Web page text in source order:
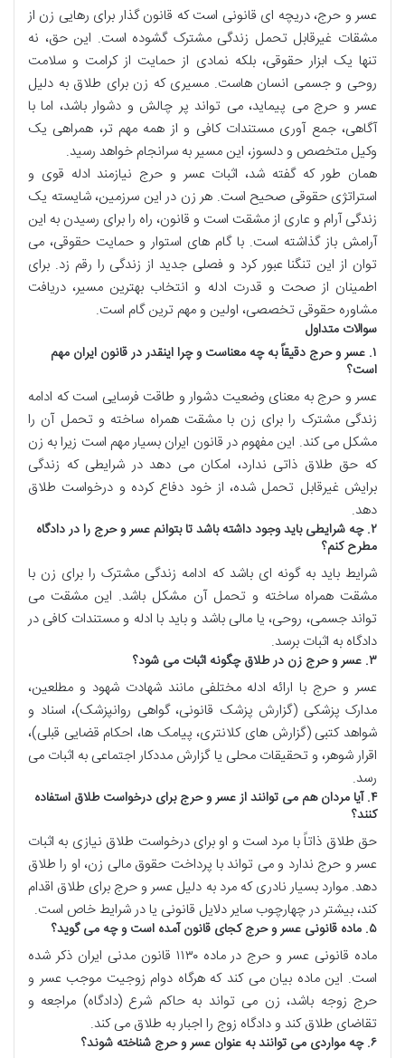
عسر و حرج، دریچه ای قانونی است که قانون گذار برای رهایی زن از
مشقات غیرقابل تحمل زندگی مشترک گشوده است. این حق، نه
تنها یک ابزار حقوقی، بلکه نمادی از حمایت از کرامت و سلامت
روحی و جسمی انسان هاست. مسیری که زن برای طلاق به دلیل
عسر و حرج می پیماید، می تواند پر چالش و دشوار باشد، اما با
آگاهی، جمع آوری مستندات کافی و از همه مهم تر، همراهی یک
وکیل متخصص و دلسوز، این مسیر به سرانجام خواهد رسید.
همان طور که گفته شد، اثبات عسر و حرج نیازمند ادله قوی و
استراتژی حقوقی صحیح است. هر زن در این سرزمین، شایسته یک
زندگی آرام و عاری از مشقت است و قانون، راه را برای رسیدن به این
آرامش باز گذاشته است. با گام های استوار و حمایت حقوقی، می
توان از این تنگنا عبور کرد و فصلی جدید از زندگی را رقم زد. برای
اطمینان از صحت و قدرت ادله و انتخاب بهترین مسیر، دریافت
مشاوره حقوقی تخصصی، اولین و مهم ترین گام است.
سوالات متداول
۱. عسر و حرج دقیقاً به چه معناست و چرا اینقدر در قانون ایران مهم
است؟
عسر و حرج به معنای وضعیت دشوار و طاقت فرسایی است که ادامه
زندگی مشترک را برای زن با مشقت همراه ساخته و تحمل آن را
مشکل می کند. این مفهوم در قانون ایران بسیار مهم است زیرا به زن
که حق طلاق ذاتی ندارد، امکان می دهد در شرایطی که زندگی
برایش غیرقابل تحمل شده، از خود دفاع کرده و درخواست طلاق
دهد.
۲. چه شرایطی باید وجود داشته باشد تا بتوانم عسر و حرج را در دادگاه
مطرح کنم؟
شرایط باید به گونه ای باشد که ادامه زندگی مشترک را برای زن با
مشقت همراه ساخته و تحمل آن مشکل باشد. این مشقت می
تواند جسمی، روحی، یا مالی باشد و باید با ادله و مستندات کافی در
دادگاه به اثبات برسد.
۳. عسر و حرج زن در طلاق چگونه اثبات می شود؟
عسر و حرج با ارائه ادله مختلفی مانند شهادت شهود و مطلعین،
مدارک پزشکی (گزارش پزشک قانونی، گواهی روانپزشک)، اسناد و
شواهد کتبی (گزارش های کلانتری، پیامک ها، احکام قضایی قبلی)،
اقرار شوهر، و تحقیقات محلی یا گزارش مددکار اجتماعی به اثبات می
رسد.
۴. آیا مردان هم می توانند از عسر و حرج برای درخواست طلاق استفاده
کنند؟
حق طلاق ذاتاً با مرد است و او برای درخواست طلاق نیازی به اثبات
عسر و حرج ندارد و می تواند با پرداخت حقوق مالی زن، او را طلاق
دهد. موارد بسیار نادری که مرد به دلیل عسر و حرج برای طلاق اقدام
کند، بیشتر در چهارچوب سایر دلایل قانونی یا در شرایط خاص است.
۵. ماده قانونی عسر و حرج کجای قانون آمده است و چه می گوید؟
ماده قانونی عسر و حرج در ماده ۱۱۳۰ قانون مدنی ایران ذکر شده
است. این ماده بیان می کند که هرگاه دوام زوجیت موجب عسر و
حرج زوجه باشد، زن می تواند به حاکم شرع (دادگاه) مراجعه و
تقاضای طلاق کند و دادگاه زوج را اجبار به طلاق می کند.
۶. چه مواردی می توانند به عنوان عسر و حرج شناخته شوند؟